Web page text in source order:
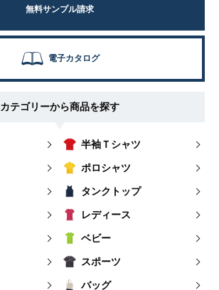
無料サンプル請求
電子カタログ
カテゴリーから商品を探す
半袖Ｔシャツ
ポロシャツ
タンクトップ
レディース
ベビー
スポーツ
バッグ